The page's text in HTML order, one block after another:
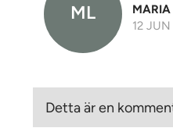
ML
12
Detta är en